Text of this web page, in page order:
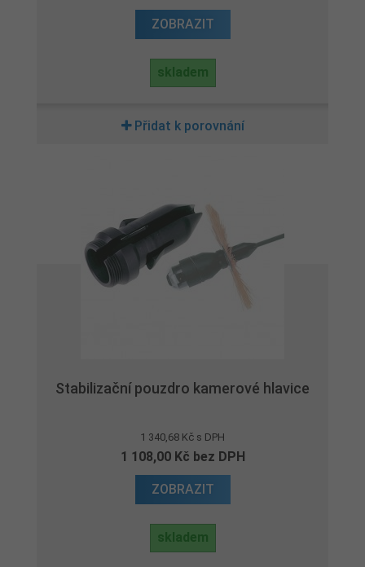
ZOBRAZIT
skladem
Přidat k porovnání
Stabilizační pouzdro kamerové hlavice
1 340,68 Kč s DPH
1 108,00 Kč bez DPH
ZOBRAZIT
skladem